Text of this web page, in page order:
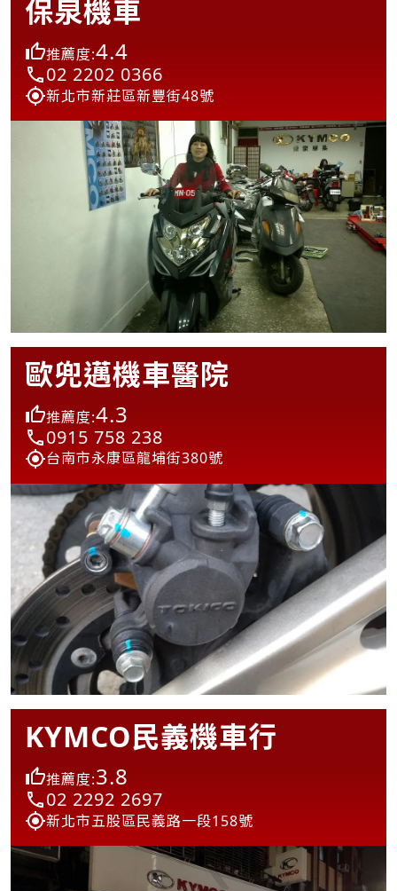
保泉機車
推薦度:4.4
02 2202 0366
新北市新莊區新豐街48號
歐兜邁機車醫院
推薦度:4.3
0915 758 238
台南市永康區龍埔街380號
KYMCO民義機車行
推薦度:3.8
02 2292 2697
新北市五股區民義路一段158號